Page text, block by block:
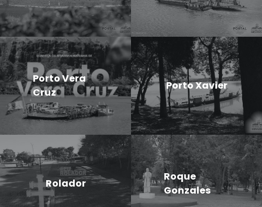
Porto Vera
Cruz
Porto Xavier
Rolador
Roque
Gonzales